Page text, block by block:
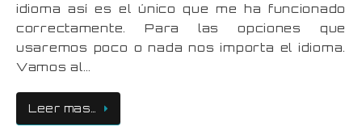
idioma así es el único que me ha funcionado
correctamente. Para las opciones que
usaremos poco o nada nos importa el idioma.
Vamos al…
Leer mas…